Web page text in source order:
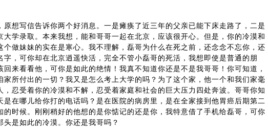
原想写信告诉你两个好消息。一是瘫痪了近三年的父亲已能下床走路了，二是
大学录取。本来我想，能和哥哥一起在北京，应该很开心。但是，你的冷漠和
个做妹妹的实在是寒心。我不理解，磊哥为什么在死之前，还念念不忘你，还
字，可你却在北京逍遥快活，完全不管小磊哥的死活，我想即使是普通的朋
回来看看他，可你是如此的绝情！我真不知道你还是不是我哥哥！你可知道，
家所付出的一切？我又是怎么考上大学的吗？为了这个家，他一个和我们家毫
，忍受着你的冷漠和不解，忍受着家庭和社会的巨大压力四处奔波。哥哥你知
是在哪儿给你打的电话吗？是在医院的病房里，是在全家接到他胃癌后期第二
的时候。刚刚稍好的他想的是你惦记的还是你，我特意借了手机给磊哥，可你
头是如此的冷漠。你还是我哥吗？